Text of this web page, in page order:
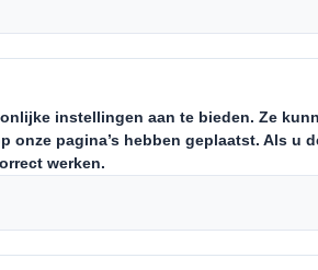
Download nu
Download de
maar ook hoe u hier op in